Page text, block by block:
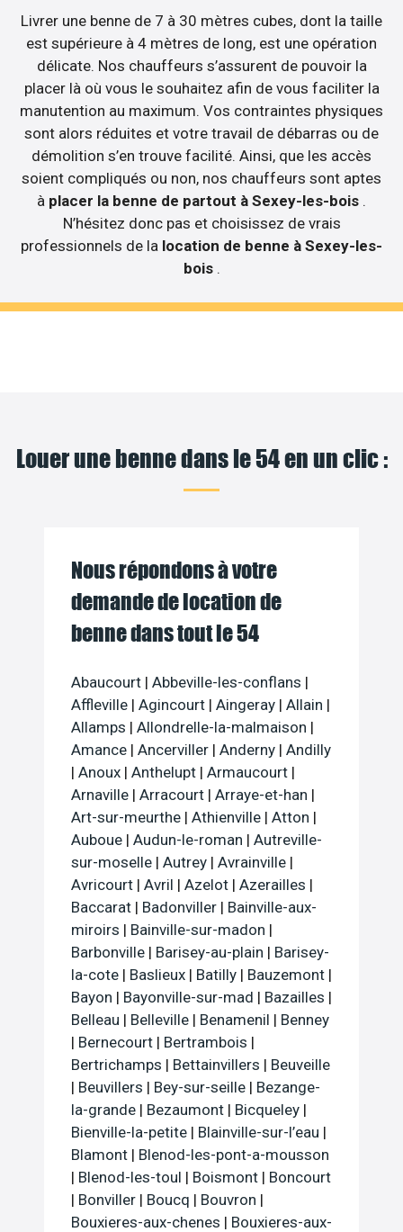
Livrer une benne de 7 à 30 mètres cubes, dont la taille
est supérieure à 4 mètres de long, est une opération
délicate. Nos chauffeurs s’assurent de pouvoir la
placer là où vous le souhaitez afin de vous faciliter la
manutention au maximum. Vos contraintes physiques
sont alors réduites et votre travail de débarras ou de
démolition s’en trouve facilité. Ainsi, que les accès
soient compliqués ou non, nos chauffeurs sont aptes
à placer la benne de partout à Sexey-les-bois .
N’hésitez donc pas et choisissez de vrais
professionnels de la location de benne à Sexey-les-
bois .
Louer une benne dans le 54 en un clic :
Nous répondons à votre
demande de location de
benne dans tout le 54
Abaucourt | Abbeville-les-conflans |
Affleville | Agincourt | Aingeray | Allain |
Allamps | Allondrelle-la-malmaison |
Amance | Ancerviller | Anderny | Andilly
| Anoux | Anthelupt | Armaucourt |
Arnaville | Arracourt | Arraye-et-han |
Art-sur-meurthe | Athienville | Atton |
Auboue | Audun-le-roman | Autreville-
sur-moselle | Autrey | Avrainville |
Avricourt | Avril | Azelot | Azerailles |
Baccarat | Badonviller | Bainville-aux-
miroirs | Bainville-sur-madon |
Barbonville | Barisey-au-plain | Barisey-
la-cote | Baslieux | Batilly | Bauzemont |
Bayon | Bayonville-sur-mad | Bazailles |
Belleau | Belleville | Benamenil | Benney
| Bernecourt | Bertrambois |
Bertrichamps | Bettainvillers | Beuveille
| Beuvillers | Bey-sur-seille | Bezange-
la-grande | Bezaumont | Bicqueley |
Bienville-la-petite | Blainville-sur-l’eau |
Blamont | Blenod-les-pont-a-mousson
| Blenod-les-toul | Boismont | Boncourt
| Bonviller | Boucq | Bouvron |
Bouxieres-aux-chenes | Bouxieres-aux-